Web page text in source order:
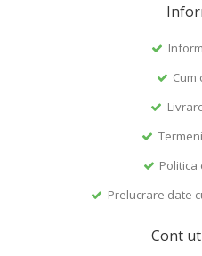
Cum
Politica
Prelucrare date
Cont